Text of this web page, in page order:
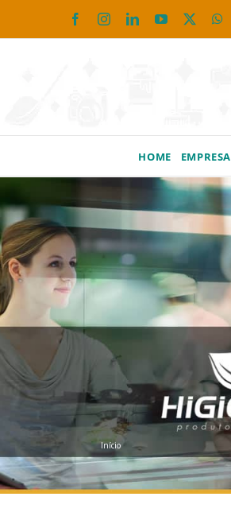
o
FacebookInstagramLinkedInYouTube
HOME EMPRESA
Início